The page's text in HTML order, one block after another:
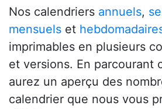
Nos calendriers annuels,
mensuels et
imprimables en plusieurs
et versions. En parcourant
aurez un aperçu des
calendrier que nous vous